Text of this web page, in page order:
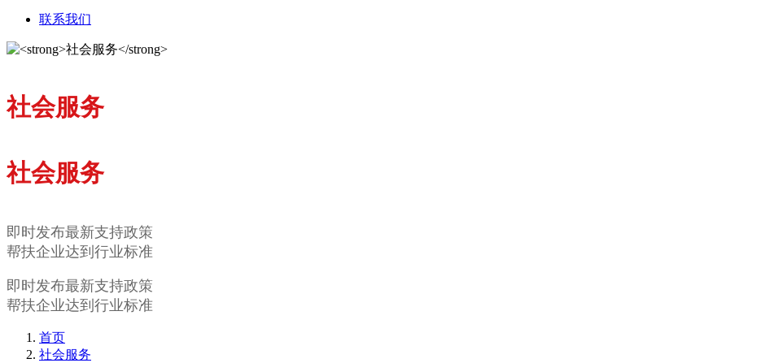
联系我们
社会服务
社会服务
即时发布最新支持政策
帮扶企业达到行业标准
即时发布最新支持政策
帮扶企业达到行业标准
首页
社会服务